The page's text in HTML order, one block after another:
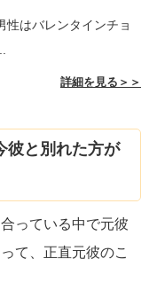
性はバレンタインチョ
詳細を見る＞＞
彼と別れた方が
っている中で元彼
て、正直元彼のこ